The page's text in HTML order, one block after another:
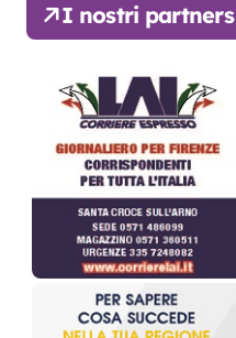
I nostri partners